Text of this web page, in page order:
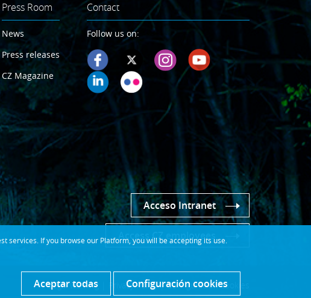
If you browse our Platform, you will be accepting its use.
Aceptar todas Configuración cookies
Press Room
News
Press releases
CZ Magazine
Contact
Follow us on:
Acceso Intranet
Access CZ employees
Legal warning Privacy Policy|Configuración cookies